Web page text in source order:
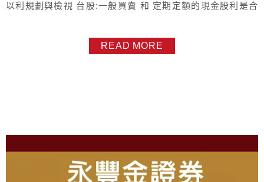
以利規劃與檢視 台股:一般買賣 和 定期定額的現金股利是合
帳務 >>我的豐存股 >>選 台股帳號 >>股利，或 手機大戶投
READ MORE